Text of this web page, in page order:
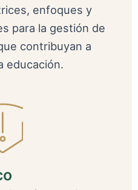
enfoques y
para la gestión de
contribuyan a
educación.